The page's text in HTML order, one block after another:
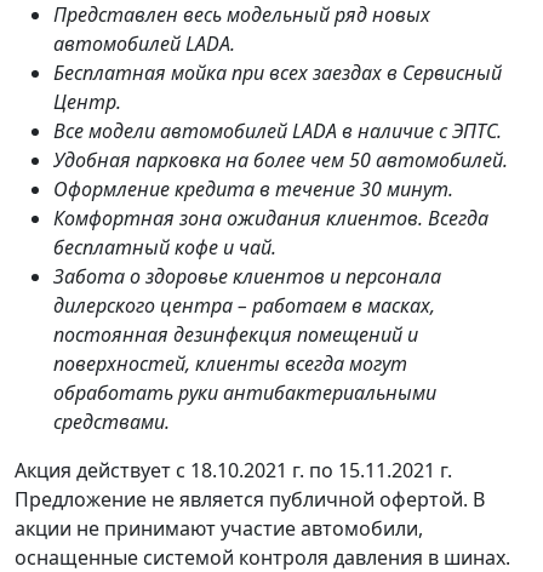
Представлен весь модельный ряд новых
автомобилей LADA.
Бесплатная мойка при всех заездах в Сервисный
Центр.
Все модели автомобилей LADA в наличие с ЭПТС.
Удобная парковка на более чем 50 автомобилей.
Оформление кредита в течение 30 минут.
Комфортная зона ожидания клиентов. Всегда
бесплатный кофе и чай.
Забота о здоровье клиентов и персонала
дилерского центра – работаем в масках,
постоянная дезинфекция помещений и
поверхностей, клиенты всегда могут
обработать руки антибактериальными
средствами.
Акция действует с 18.10.2021 г. по 15.11.2021 г.
Предложение не является публичной офертой. В
акции не принимают участие автомобили,
оснащенные системой контроля давления в шинах.